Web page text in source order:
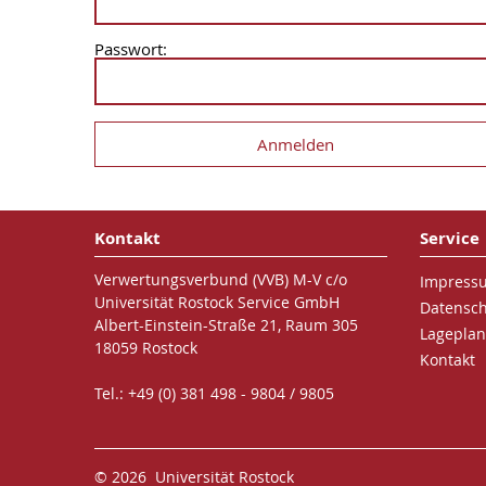
Passwort:
Kontakt
Verwertungsverbund (VVB) M-V c/o
Universität Rostock Service GmbH
Albert-Einstein-Straße 21, Raum 305
18059 Rostock
Tel.: +49 (0) 381 498 - 9804 / 9805
Service
Lageplan
Kontakt
© 2026 Universität Rostock